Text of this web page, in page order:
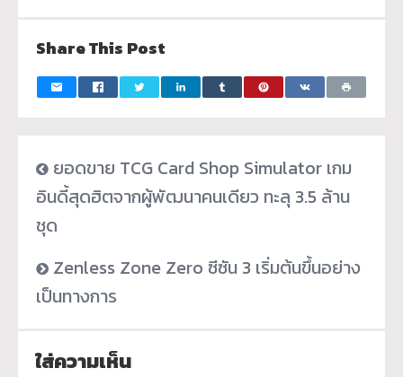
Share This Post
ยอดขาย TCG Card Shop Simulator เกม
อินดี้สุดฮิตจากผู้พัฒนาคนเดียว ทะลุ 3.5 ล้าน
ชุด
Zenless Zone Zero ซีซัน 3 เริ่มต้นขึ้นอย่าง
เป็นทางการ
ใส่ความเห็น